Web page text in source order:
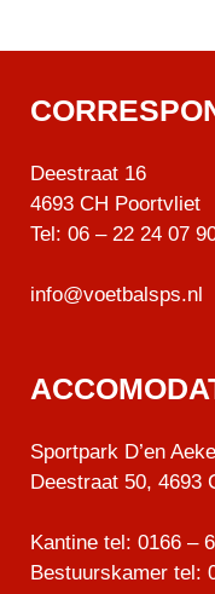
Deestraat 16
4693 CH Poortvliet
Tel: 06 – 22 24 07
info@voetbalsps.nl
Sportpark D’en
Deestraat 50, 4693
Kantine tel: 0166 –
Bestuurskamer tel: